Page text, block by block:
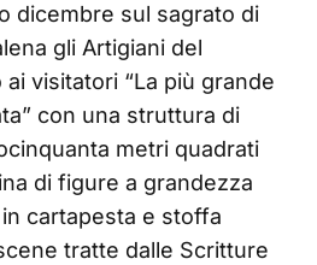
dicembre sul sagrato di
gli Artigiani del
visitatori “La più grande
con una struttura di
metri quadrati
di figure a grandezza
cartapesta e stoffa
tratte dalle Scritture